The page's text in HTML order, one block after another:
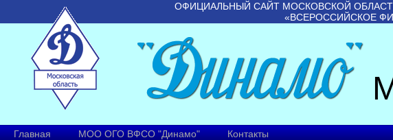
ОФИЦИАЛЬНЫЙ САЙТ МОСКОВСКОЙ
«ВСЕРОССИЙСКОЕ
Главная МОО ОГО ВФСО "Динамо" Контакты